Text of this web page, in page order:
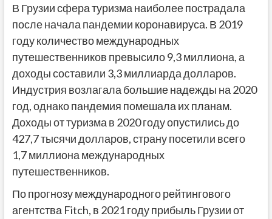
В Грузии сфера туризма наиболее пострадала
после начала пандемии коронавируса. В 2019
году количество международных
путешественников превысило 9,3 миллиона, а
доходы составили 3,3 миллиарда долларов.
Индустрия возлагала большие надежды на 2020
год, однако пандемия помешала их планам.
Доходы от туризма в 2020 году опустились до
427,7 тысячи долларов, страну посетили всего
1,7 миллиона международных
путешественников.
По прогнозу международного рейтингового
агентства Fitch, в 2021 году прибыль Грузии от